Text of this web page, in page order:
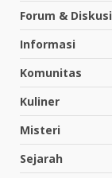
Forum & Diskusi
Informasi
Komunitas
Kuliner
Misteri
Sejarah